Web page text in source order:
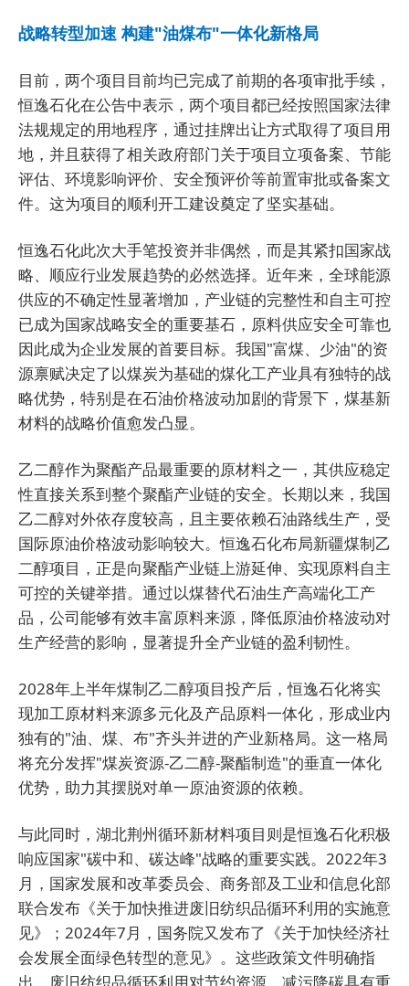
战略转型加速 构建"油煤布"一体化新格局
目前，两个项目目前均已完成了前期的各项审批手续，
恒逸石化在公告中表示，两个项目都已经按照国家法律
法规规定的用地程序，通过挂牌出让方式取得了项目用
地，并且获得了相关政府部门关于项目立项备案、节能
评估、环境影响评价、安全预评价等前置审批或备案文
件。这为项目的顺利开工建设奠定了坚实基础。
恒逸石化此次大手笔投资并非偶然，而是其紧扣国家战
略、顺应行业发展趋势的必然选择。近年来，全球能源
供应的不确定性显著增加，产业链的完整性和自主可控
已成为国家战略安全的重要基石，原料供应安全可靠也
因此成为企业发展的首要目标。我国"富煤、少油"的资
源禀赋决定了以煤炭为基础的煤化工产业具有独特的战
略优势，特别是在石油价格波动加剧的背景下，煤基新
材料的战略价值愈发凸显。
乙二醇作为聚酯产品最重要的原材料之一，其供应稳定
性直接关系到整个聚酯产业链的安全。长期以来，我国
乙二醇对外依存度较高，且主要依赖石油路线生产，受
国际原油价格波动影响较大。恒逸石化布局新疆煤制乙
二醇项目，正是向聚酯产业链上游延伸、实现原料自主
可控的关键举措。通过以煤替代石油生产高端化工产
品，公司能够有效丰富原料来源，降低原油价格波动对
生产经营的影响，显著提升全产业链的盈利韧性。
2028年上半年煤制乙二醇项目投产后，恒逸石化将实
现加工原材料来源多元化及产品原料一体化，形成业内
独有的"油、煤、布"齐头并进的产业新格局。这一格局
将充分发挥"煤炭资源-乙二醇-聚酯制造"的垂直一体化
优势，助力其摆脱对单一原油资源的依赖。
与此同时，湖北荆州循环新材料项目则是恒逸石化积极
响应国家"碳中和、碳达峰"战略的重要实践。2022年3
月，国家发展和改革委员会、商务部及工业和信息化部
联合发布《关于加快推进废旧纺织品循环利用的实施意
见》；2024年7月，国务院又发布了《关于加快经济社
会发展全面绿色转型的意见》。这些政策文件明确指